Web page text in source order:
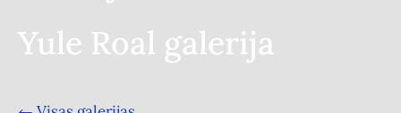
Yule Roal galerija